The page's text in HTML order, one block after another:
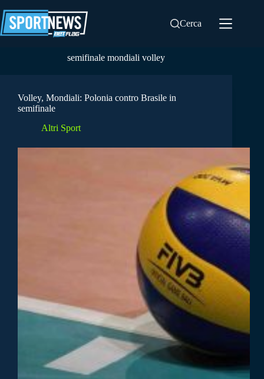
al
contenuto
Cerca
semifinale mondiali volley
Volley, Mondiali: Polonia contro Brasile in
semifinale
Altri Sport